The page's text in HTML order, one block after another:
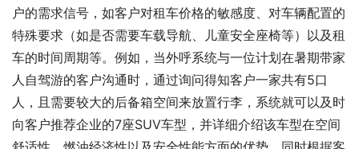
户的需求信号，如客户对租车价格的敏感度、对车辆配置的
特殊要求（如是否需要车载导航、儿童安全座椅等）以及租
车的时间周期等。例如，当外呼系统与一位计划在暑期带家
人自驾游的客户沟通时，通过询问得知客户一家共有5口
人，且需要较大的后备箱空间来放置行李，系统就可以及时
向客户推荐企业的7座SUV车型，并详细介绍该车型在空间